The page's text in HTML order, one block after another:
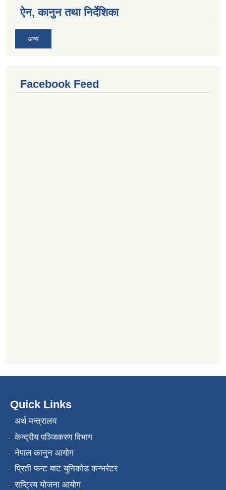
ऐन, कानुन तथा निर्देशिका
अन्य
Facebook Feed
Quick Links
अर्थ मन्त्रालय
केन्द्रीय पञ्जिकरण विभाग
नेपाल कानुन आयोग
प्रिती फन्ट बाट युनिकोड कन्भर्रटर
राष्ट्रिय योजना आयोग